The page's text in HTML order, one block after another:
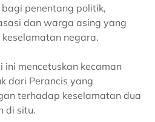
penentang politik,
dan warga asing yang
negara.
mencetuskan kecaman
dari Perancis yang
terhadap keselamatan dua
di situ.